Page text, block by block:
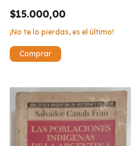
$15.000,00
¡No te lo pierdas, es el último!